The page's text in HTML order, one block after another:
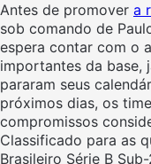
Antes de promover a
sob comando de
espera contar com o
importantes da base,
pararam seus
próximos dias, os
compromissos
Classificado para as
Brasileiro Série B